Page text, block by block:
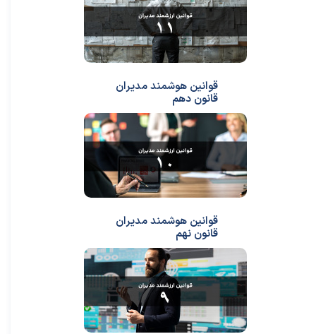
قوانین هوشمند مدیران
قانون دهم
قوانین هوشمند مدیران
قانون نهم